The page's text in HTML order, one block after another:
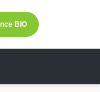
BIO